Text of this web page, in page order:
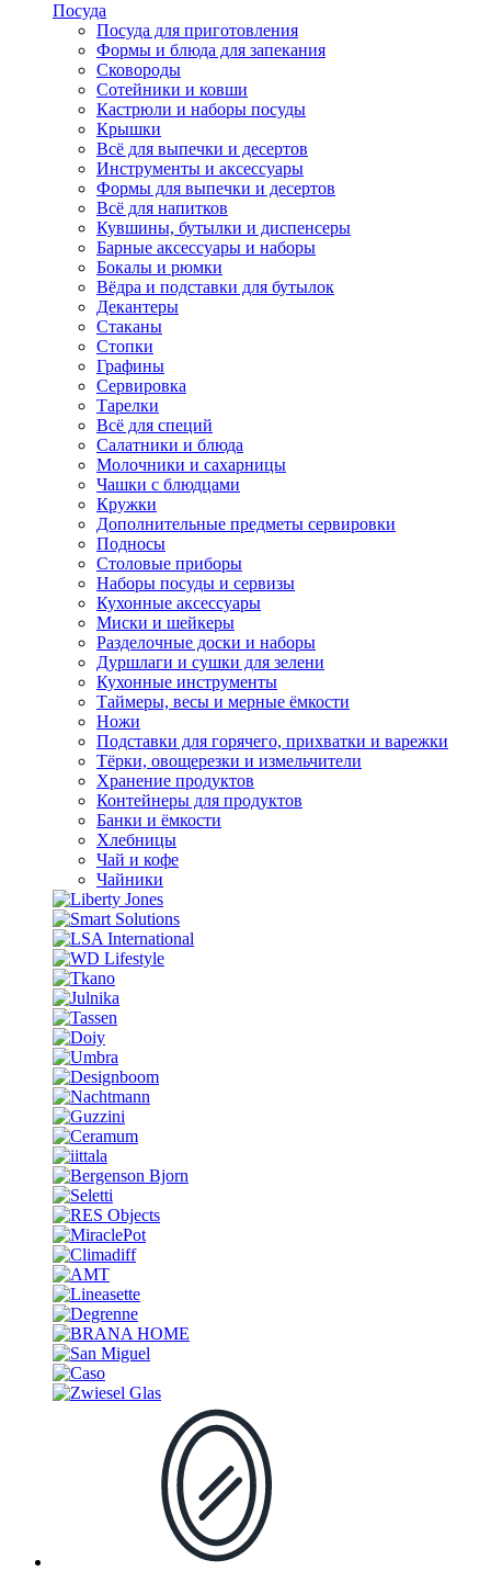
Посуда
Посуда для приготовления
Формы и блюда для запекания
Сковороды
Сотейники и ковши
Кастрюли и наборы посуды
Крышки
Всё для выпечки и десертов
Инструменты и аксессуары
Формы для выпечки и десертов
Всё для напитков
Кувшины, бутылки и диспенсеры
Барные аксессуары и наборы
Бокалы и рюмки
Вёдра и подставки для бутылок
Декантеры
Стаканы
Стопки
Графины
Сервировка
Тарелки
Всё для специй
Салатники и блюда
Молочники и сахарницы
Чашки с блюдцами
Кружки
Дополнительные предметы сервировки
Подносы
Столовые приборы
Наборы посуды и сервизы
Кухонные аксессуары
Миски и шейкеры
Разделочные доски и наборы
Дуршлаги и сушки для зелени
Кухонные инструменты
Таймеры, весы и мерные ёмкости
Ножи
Подставки для горячего, прихватки и варежки
Тёрки, овощерезки и измельчители
Хранение продуктов
Контейнеры для продуктов
Банки и ёмкости
Хлебницы
Чай и кофе
Чайники